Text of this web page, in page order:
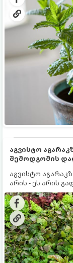
აგვისტო
შემოდგომის
აგვისტო
არის - ეს არის
ეყრება
შემოდგომა-
ნიადაგმა
ზამთარს
მნიშვნელოვანი